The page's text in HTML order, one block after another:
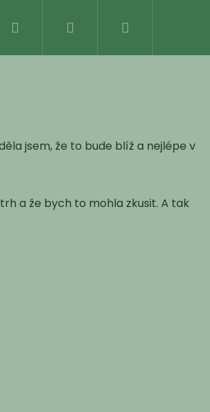
Hodnocení obchoduPřihlášení
jsem, že to bude blíž a nejlépe v
a že bych to mohla zkusit. A tak